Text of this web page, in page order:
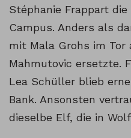
Stéphanie Frappart die
Campus. Anders als
mit Mala Grohs im Tor
Mahmutovic ersetzte.
Lea Schüller blieb
Bank. Ansonsten
dieselbe Elf, die in